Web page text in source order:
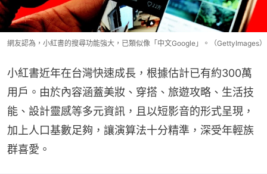
網友認為，小紅書的搜尋功能強大，已類似像「中文Google」。（GettyImages）
小紅書近年在台灣快速成長，根據估計已有約300萬
用戶。由於內容涵蓋美妝、穿搭、旅遊攻略、生活技
能、設計靈感等多元資訊，且以短影音的形式呈現，
加上人口基數足夠，讓演算法十分精準，深受年輕族
群喜愛。